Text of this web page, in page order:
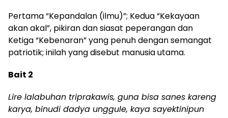
Pertama “Kepandalan (ilmu)”; Kedua “Kekayaan
akan akal”, pikiran dan siasat peperangan dan
Ketiga “Kebenaran” yang penuh dengan semangat
patriotik; inilah yang disebut manusia utama.
Bait 2
Lire lalabuhan triprakawis, guna bisa sanes kareng
karya, binudi dadya unggule, kaya sayektinipun